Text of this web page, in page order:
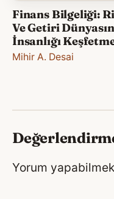
Finans Bilgeliği:
Ve Getiri
İnsanlığı
Mihir A. Desai
Yorum